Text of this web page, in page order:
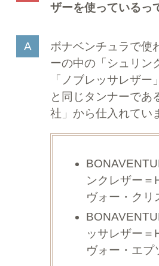
ザーを使っているっ
ボナベンチュラで使
ーの中の「シュリン
「ノブレッサレザー
と同じタンナーであ
社」から仕入れてい
ンクレザー＝
ヴォー・クリ
ッサレザー＝
ヴォー・エプ